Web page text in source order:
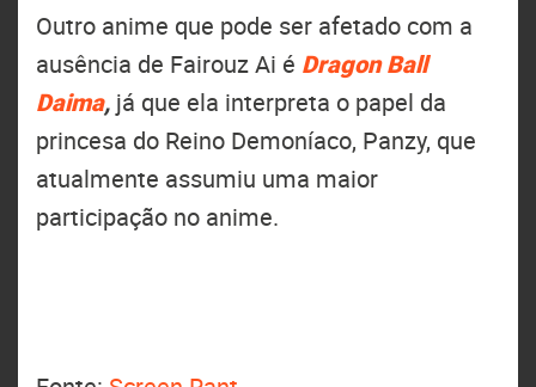
Outro anime que pode ser afetado com a
ausência de Fairouz Ai é Dragon Ball
Daima, já que ela interpreta o papel da
princesa do Reino Demoníaco, Panzy, que
atualmente assumiu uma maior
participação no anime.